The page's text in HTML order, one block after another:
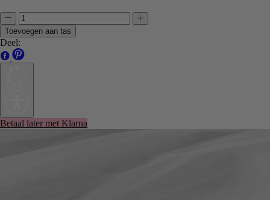
Toevoegen aan tas
Deel:
Betaal later met Klarna